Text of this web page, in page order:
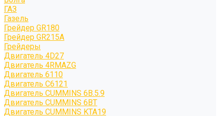
ГАЗ
Газель
Грейдер GR180
Грейдер GR215A
Грейдеры
Двигатель 4D27
Двигатель 4RMAZG
Двигатель 6110
Двигатель C6121
Двигатель CUMMINS 6B.5.9
Двигатель CUMMINS 6BT
Двигатель CUMMINS KTA19